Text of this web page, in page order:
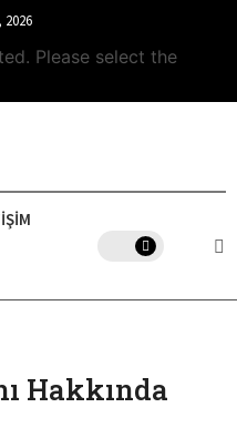
2026
Please select the
Hakkında